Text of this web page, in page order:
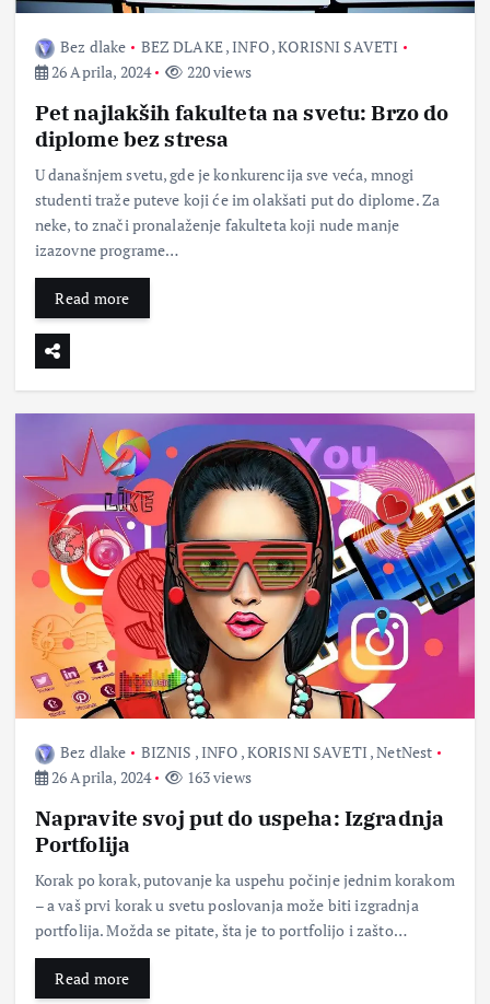
Bez dlake BEZ DLAKE,INFO,KORISNI SAVETI
26 Aprila, 2024
220 views
Pet najlakših fakulteta na svetu: Brzo do
diplome bez stresa
U današnjem svetu, gde je konkurencija sve veća, mnogi
studenti traže puteve koji će im olakšati put do diplome. Za
neke, to znači pronalaženje fakulteta koji nude manje
izazovne programe…
Read more
Bez dlake BIZNIS ,INFO ,KORISNI SAVETI ,NetNest
26 Aprila, 2024
163 views
Napravite svoj put do uspeha: Izgradnja
Portfolija
Korak po korak, putovanje ka uspehu počinje jednim korakom
– a vaš prvi korak u svetu poslovanja može biti izgradnja
portfolija. Možda se pitate, šta je to portfolijo i zašto…
Read more